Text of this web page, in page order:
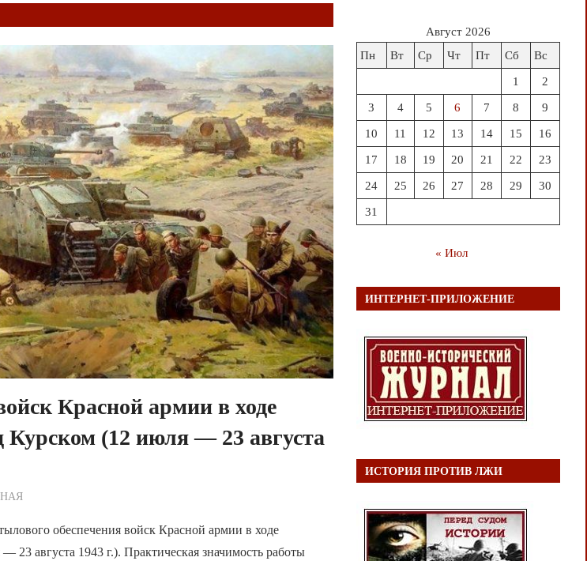
Красной армии в ходе
Курском (12 июля — 23 августа
обеспечения войск Красной армии в ходе
23 августа 1943 г.). Практическая значимость работы
Август 2026
Пн
Вт Ср Чт Пт Сб Вс
1 2
3 4 5 6 7 8 9
10 11 12 13 14 15 16
17 18 19 20 21 22 23
24 25 26 27 28 29 30
31
« Июл
ИНТЕРНЕТ-ПРИЛОЖЕНИЕ
ИСТОРИЯ ПРОТИВ ЛЖИ